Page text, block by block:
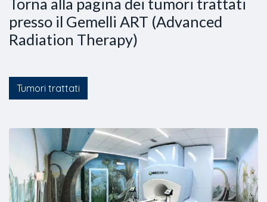
Torna alla pagina dei tumori trattati
presso il Gemelli ART (Advanced
Radiation Therapy)
Tumori trattati